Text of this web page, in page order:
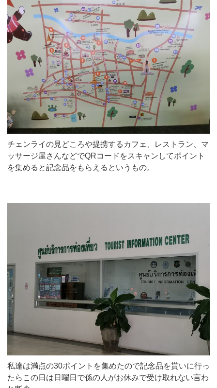
チェンライの見どころや提携するカフェ、レストラン、マ
ッサージ屋さんなどでQRコードをスキャンしてポイント
を集めると記念品をもらえるというもの。
私達は満点の30ポイントを集めたので記念品を貰いに行っ
たらこの日は日曜日で係の人がお休みで受け取れない言わ